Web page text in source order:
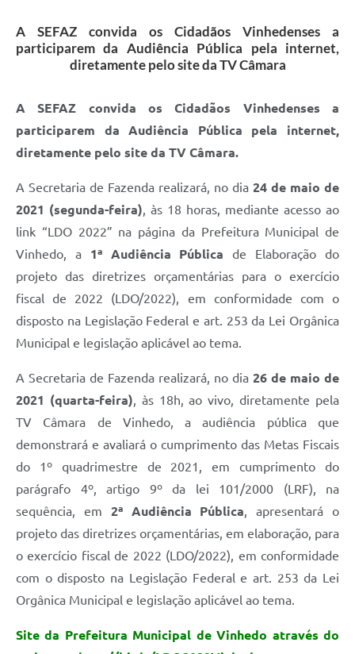
Acesso à Informação
Associação dos Servidores Públicos Municipais de
Audiências Públicas
Carta de Serviços
Arquivos para Download
Galeria de Vídeos
Contas Públicas
Legislação
Links Úteis
Serviços Online
A SEFAZ convida os Cidadãos Vinhedenses a
participarem da Audiência Pública pela internet,
diretamente pelo site da TV Câmara
A SEFAZ convida os Cidadãos Vinhedenses a
participarem da Audiência Pública pela internet,
diretamente pelo site da TV Câmara.
A Secretaria de Fazenda realizará, no dia 24 de maio de
2021 (segunda-feira), às 18 horas, mediante acesso ao
link “LDO 2022” na página da Prefeitura Municipal de
Vinhedo, a 1ª Audiência Pública de Elaboração do
projeto das diretrizes orçamentárias para o exercício
fiscal de 2022 (LDO/2022), em conformidade com o
disposto na Legislação Federal e art. 253 da Lei Orgânica
Municipal e legislação aplicável ao tema.
A Secretaria de Fazenda realizará, no dia 26 de maio de
2021 (quarta-feira), às 18h, ao vivo, diretamente pela
TV Câmara de Vinhedo, a audiência pública que
demonstrará e avaliará o cumprimento das Metas Fiscais
do 1º quadrimestre de 2021, em cumprimento do
parágrafo 4º, artigo 9º da lei 101/2000 (LRF), na
sequência, em 2ª Audiência Pública, apresentará o
projeto das diretrizes orçamentárias, em elaboração, para
o exercício fiscal de 2022 (LDO/2022), em conformidade
com o disposto na Legislação Federal e art. 253 da Lei
Orgânica Municipal e legislação aplicável ao tema.
Site da Prefeitura Municipal de Vinhedo através do